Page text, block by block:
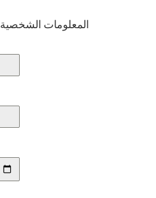
Personal Information المعلومات الشخصية